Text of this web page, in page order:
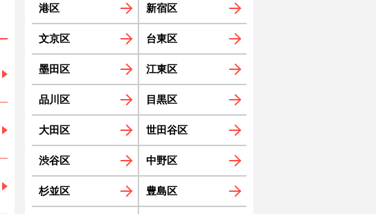
港区 新宿区
文京区 台東区
墨田区 江東区
品川区 目黒区
大田区 世田谷区
渋谷区 中野区
杉並区 豊島区